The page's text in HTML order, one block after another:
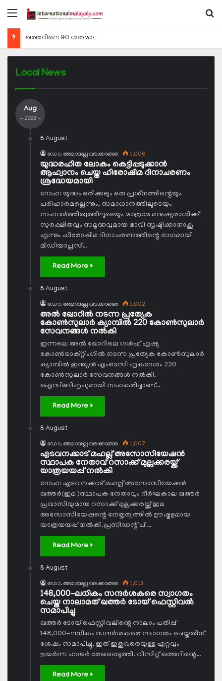
Menu
Local News
Aug
- 2026 -
8 August
ഡോ. അമാനുല്ല വടക്കാങ്ങര 1,006
യുദ്ധരഹിത ലോകം കെട്ടിപ്പടുക്കാന്‍
ആഹ്വാനം ചെയ്ത ഹിരോഷിമ ദിനാചരണം
ശ്രദ്ധേയമായി
ദോഹ: യുദ്ധം ഒരിക്കലും ഒരു പ്രശ്‌നത്തിന്റെയും
പരിഹാരമല്ലെന്നും, സമാധാനത്തിലൂടെയും
സഹവര്‍ത്തിത്വത്തിലൂടെയും മാത്രമേ മനുഷ്യരാശിക്ക്
സുരക്ഷിതവും സമൃദ്ധവുമായ ഭാവി സൃഷ്ടിക്കാനാകൂ
എന്നും ഹിരോഷിമ ദിനാചരണത്തിന്റെ ഭാഗമായി
മീഡിയാപ്ലസ്…
Read More »
8 August
ഡോ. അമാനുല്ല വടക്കാങ്ങര 1,002
അല്‍ ഖോറില്‍ നടന്ന പ്രത്യേക
കോണ്‍സുലാര്‍ ക്യാമ്പില്‍ 220 കോണ്‍സുലാര്‍
സേവനങ്ങള്‍ നല്‍കി
ഇന്നലെ അല്‍ ഖോറിലെ ഗള്‍ഫ് ഏഷ്യ
കോണ്‍ട്രാക്റ്റിംഗില്‍ നടന്ന പ്രത്യേക കോണ്‍സുലാര്‍
ക്യാമ്പില്‍ ഇന്ത്യന്‍ എംബസി ഏകദേശം 220
കോണ്‍സുലാര്‍ സേവനങ്ങള്‍ നല്‍കി.
ഐസിബിഎഫുമായി സഹകരിച്ചാണ്…
Read More »
8 August
ഡോ. അമാനുല്ല വടക്കാങ്ങര 1,007
എടവനക്കാട് മഹല്ല് അസോസിയേഷന്‍
സ്ഥാപക നേതാവ് റസാക്ക് മുല്ലക്കരയ്ക്ക്
യാത്രയയപ്പ് നല്‍കി
ദോഹ: എടവനക്കാട് മഹല്ല് അസോസിയേഷന്‍
ഖത്തര്‍(ഇമ )സ്ഥാപക നേതാവും ദീര്‍ഘകാല ഖത്തര്‍
പ്രവാസിയുമായ റസാക്ക് മുല്ലക്കരയ്ക്ക് ഇമ
അസോസിയേഷന്റെ നേതൃത്വത്തില്‍ ഊഷ്മളമായ
യാത്രയയപ്പ് നല്‍കി.പ്രസിഡന്റ് പി…
Read More »
8 August
ഡോ. അമാനുല്ല വടക്കാങ്ങര 1,013
148,000-ലധികം സന്ദര്‍ശകരെ സ്വാഗതം
ചെയ്ത നാലാമത് ഖത്തര്‍ ടോയ് ഫെസ്റ്റിവല്‍
സമാപിച്ചു
ഖത്തര്‍ ടോയ് ഫെസ്റ്റിവലിന്റെ നാലാം പതിപ്പ്
148,000-ലധികം സന്ദര്‍ശകരെ സ്വാഗതം ചെയ്തതിന്
ശേഷം സമാപിച്ചു, ഇത് ഇതുവരെയുള്ള ഏറ്റവും
ഉയര്‍ന്ന ഹാജര്‍ രേഖപ്പെടുത്തി. വിസിറ്റ് ഖത്തറിന്റെ…
Read More »